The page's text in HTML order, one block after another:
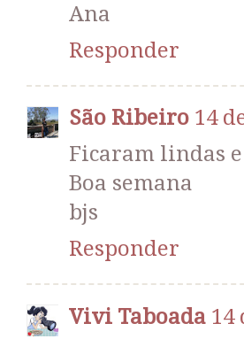
Ana
Responder
São Ribeiro 14
Ficaram lindas
Boa semana
bjs
Responder
Vivi Taboada 14